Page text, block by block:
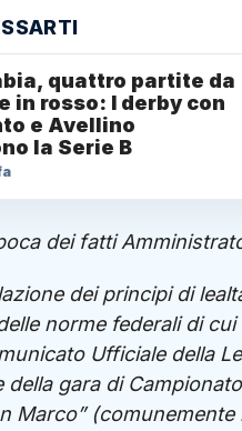
quattro partite da
in rosso: I derby con
e Avellino
la Serie B
dei fatti
dei principi di
norme federali di
Ufficiale della
gara di
Marco”